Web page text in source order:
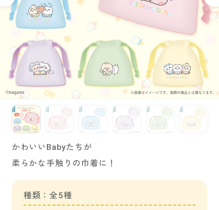
CAPSULE TOY 公式 X
CAPSULE TOY 公式 Instagram
プライバシーポリシー
かわいいBabyたちが
柔らかな手触りの巾着に！
種類：全5種